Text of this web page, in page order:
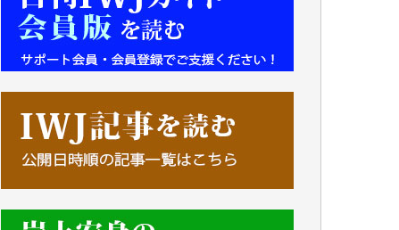
マツモト ヤスアキ 様
マシオン 恵美香 様
岩井 祐子 様
吉村 隆子 様
新城 靖 様
青木 要 様
T.Y. 様
K.O. 様
y.m. 様